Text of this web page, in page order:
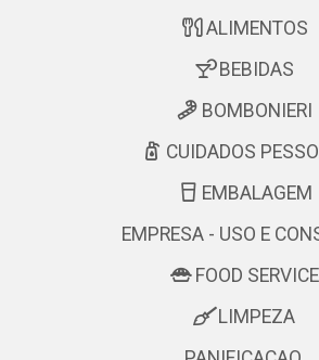
ALIMENTOS
BEBIDAS
BOMBONIERI
CUIDADOS
EMBALAGEM
EMPRESA - USO E
FOOD SERVICE
LIMPEZA